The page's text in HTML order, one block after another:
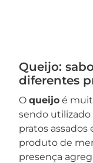
Queijo:
diferentes
O queijo é
sendo
pratos assados
produto de
presença